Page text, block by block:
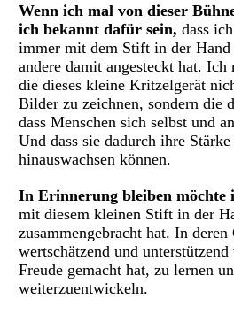
Wenn ich mal von dieser
ich bekannt dafür sein, dass
immer mit dem Stift in der Hand
andere damit angesteckt hat. Ich
die dieses kleine Kritzelgerät
Bilder zu zeichnen, sondern die
dass Menschen sich selbst und
Und dass sie dadurch ihre
hinauswachsen können.
In Erinnerung bleiben möchte
mit diesem kleinen Stift in der
zusammengebracht hat. In
wertschätzend und unterstützend
Freude gemacht hat, zu lernen
weiterzuentwickeln.